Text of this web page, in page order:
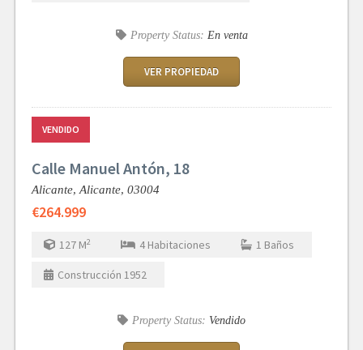
Property Status: En venta
VER PROPIEDAD
VENDIDO
Calle Manuel Antón, 18
Alicante,Alicante, 03004
€264.999
127 M2 4 Habitaciones 1 Baños
Construcción 1952
Property Status: Vendido